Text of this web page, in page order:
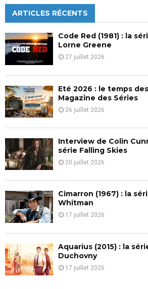
h
f
o
r
:
ARTICLES RÉCENTS
Code Red (1981) : la
Lorne Greene
27 juillet 2026
Eté 2026 : le temps
Magazine des Séries
26 juillet 2026
Interview de Colin
série Falling Skies
20 juillet 2026
Cimarron (1967) : la
Whitman
17 juillet 2026
Aquarius (2015) : la
Duchovny
17 juillet 2026